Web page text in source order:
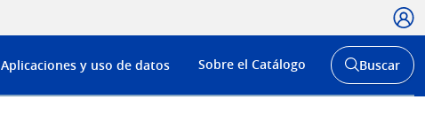
Menú
de
Aplicaciones y uso de datos Sobre el Catálogo
Abrir
buscador
Buscar